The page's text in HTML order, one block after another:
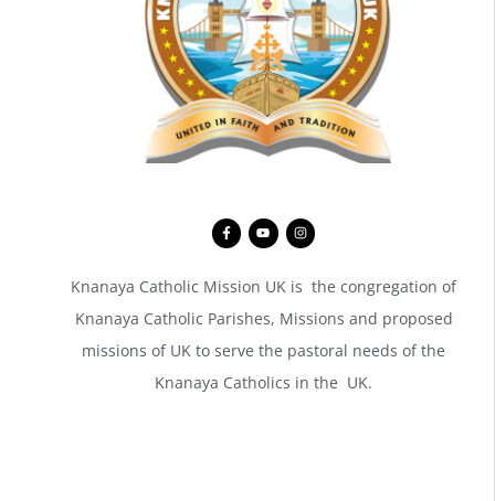
Knanaya Catholic Mission UK is the congregation of
Knanaya Catholic Parishes, Missions and proposed
missions of UK to serve the pastoral needs of the
Knanaya Catholics in the UK.